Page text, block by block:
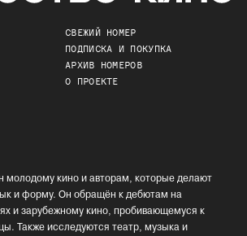
СВЕЖИЙ НОМЕР
ПОДПИСКА И ПОКУПКА
АРХИВ НОМЕРОВ
О ПРОЕКТЕ
молодому кино и авторам, которые делают
и форму. Он обращён к дебютам на
и зарубежному кино, пробивающемуся к
Также исследуются театр, музыка и